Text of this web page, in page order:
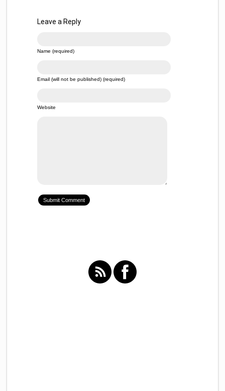
Leave a Reply
Name (required)
Email (will not be published) (required)
Website